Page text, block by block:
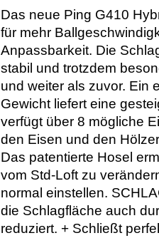
Das neue Ping G410
für mehr
Anpassbarkeit. Die
stabil und trotzdem
und weiter als zuvor. Ein
Gewicht liefert eine
verfügt über 8 mögliche
den Eisen und den
Das patentierte Hosel
vom Std-Loft zu
normal einstellen.
die Schlagfläche auch
reduziert. + Schließt